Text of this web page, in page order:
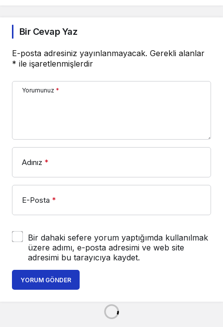
Bir Cevap Yaz
E-posta adresiniz yayınlanmayacak. Gerekli alanlar
* ile işaretlenmişlerdir
Yorumunuz *
Adınız *
E-Posta *
Bir dahaki sefere yorum yaptığımda kullanılmak
üzere adımı, e-posta adresimi ve web site
adresimi bu tarayıcıya kaydet.
YORUM GÖNDER